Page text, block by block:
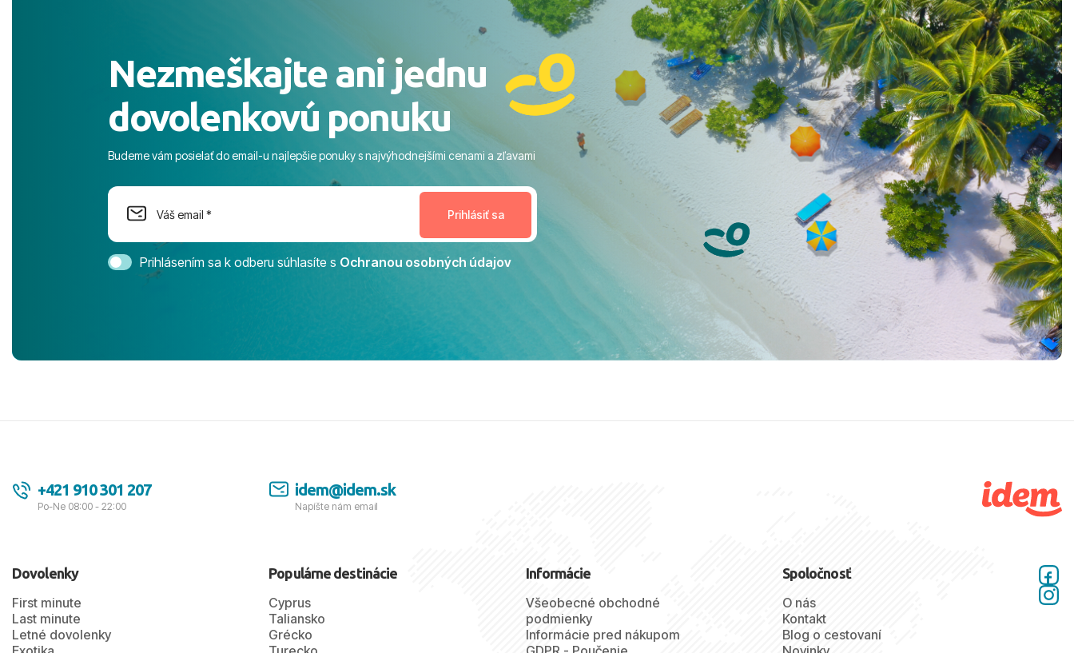
ochotní a starostliví ľudia. ​Gastro zážitok:
celého dňa. ​Areál a pláž: Nádherné, čisté
prostredie, veľa zelene a udržiavaná pláž
s pozvoľným vstupom do mora a teple
more. ​Program: Skvelé animácie a
na moment nenudil, no zároveň bol
dostatok priestoru na dokonalý relax. ​
Magic Life Jacaranda môžeme s čistým
svedomím odporučiť každému, kto hľadá
bezstarostnú dovolenku na vysokej
úrovni. Všetko bolo zabezpečené na
tešíme, kam s nami vyrazíte nabudúce!
Ďakujeme za skvelé spomienky. ​S
pozdravom a prianím mnohých ďalších
Nezmeškajte ani jednu
dovolenkovú ponuku
Budeme vám posielať do email-u najlepšie ponuky s najvýhodnejšími cenami a zľavami
Prihlásením sa k odberu súhlasíte s Ochranou osobných údajov
+421 910 301 207
Po-Ne 08:00 - 22:00
idem@idem.sk
Napíšte nám email
Dovolenky
First minute
Last minute
Letné dovolenky
Populárne destinácie
Cyprus
Taliansko
Grécko
Informácie
Všeobecné obchodné
podmienky
Informácie pred nákupom
Spoločnosť
O nás
Kontakt
Blog o cestovaní